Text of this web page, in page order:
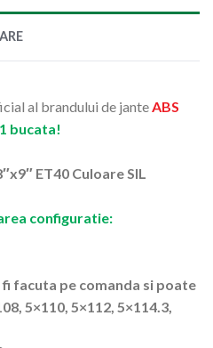
al brandului de janteABS
bucata!
ET40 Culoare SIL
configuratie:
facuta pe comanda si poate
5×110, 5×112, 5×114.3,